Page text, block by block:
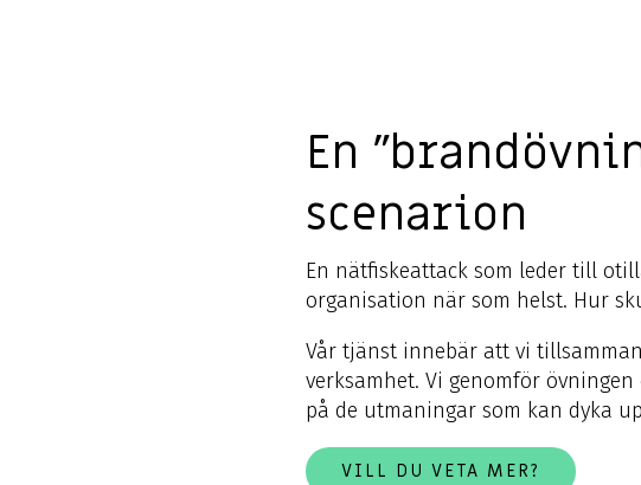
En
scenarion
En nätfiskeattack som leder till
organisation när som helst. Hur
Vår tjänst innebär att vi
verksamhet. Vi genomför
på de utmaningar som kan dyka
VILL DU VETA MER?